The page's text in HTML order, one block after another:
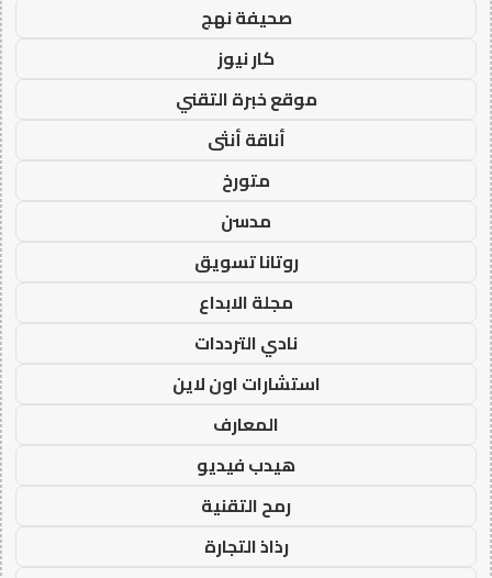
صحيفة نهج
كار نيوز
موقع خبرة التقني
أناقة أنثى
متورخ
مدسن
روتانا تسويق
مجلة الابداع
نادي الترددات
استشارات اون لاين
المعارف
هيدب فيديو
رمح التقنية
رذاذ التجارة